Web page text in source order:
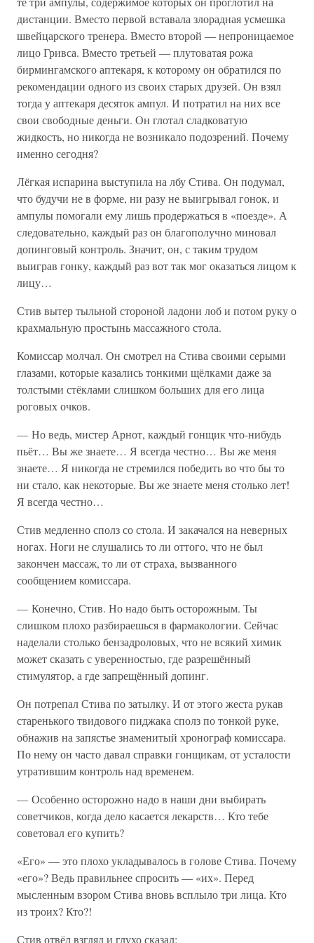
дистанции. Вместо первой вставала злорадная усмешка
швейцарского тренера. Вместо второй — непроницаемое
лицо Гривса. Вместо третьей — плутоватая рожа
бирмингамского аптекаря, к которому он обратился по
рекомендации одного из своих старых друзей. Он взял
тогда у аптекаря десяток ампул. И потратил на них все
свои свободные деньги. Он глотал сладковатую
жидкость, но никогда не возникало подозрений. Почему
именно сегодня?
Лёгкая испарина выступила на лбу Стива. Он подумал,
что будучи не в форме, ни разу не выигрывал гонок, и
ампулы помогали ему лишь продержаться в «поезде». А
следовательно, каждый раз он благополучно миновал
допинговый контроль. Значит, он, с таким трудом
выиграв гонку, каждый раз вот так мог оказаться лицом к
лицу…
Стив вытер тыльной стороной ладони лоб и потом руку о
крахмальную простынь массажного стола.
Комиссар молчал. Он смотрел на Стива своими серыми
глазами, которые казались тонкими щёлками даже за
толстыми стёклами слишком больших для его лица
роговых очков.
— Но ведь, мистер Арнот, каждый гонщик что-нибудь
пьёт… Вы же знаете… Я всегда честно… Вы же меня
знаете… Я никогда не стремился победить во что бы то
ни стало, как некоторые. Вы же знаете меня столько лет!
Я всегда честно…
Стив медленно сполз со стола. И закачался на неверных
ногах. Ноги не слушались то ли оттого, что не был
закончен массаж, то ли от страха, вызванного
сообщением комиссара.
— Конечно, Стив. Но надо быть осторожным. Ты
слишком плохо разбираешься в фармакологии. Сейчас
наделали столько бензадроловых, что не всякий химик
может сказать с уверенностью, где разрешённый
стимулятор, а где запрещённый допинг.
Он потрепал Стива по затылку. И от этого жеста рукав
старенького твидового пиджака сполз по тонкой руке,
обнажив на запястье знаменитый хронограф комиссара.
По нему он часто давал справки гонщикам, от усталости
утратившим контроль над временем.
— Особенно осторожно надо в наши дни выбирать
советчиков, когда дело касается лекарств… Кто тебе
советовал его купить?
«Его» — это плохо укладывалось в голове Стива. Почему
«его»? Ведь правильнее спросить — «их». Перед
мысленным взором Стива вновь всплыло три лица. Кто
из троих? Кто?!
Стив отвёл взгляд и глухо сказал: